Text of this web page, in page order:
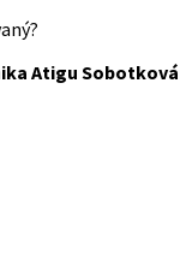
Atigu Sobotková